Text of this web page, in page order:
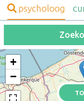
psycholoog
+
−